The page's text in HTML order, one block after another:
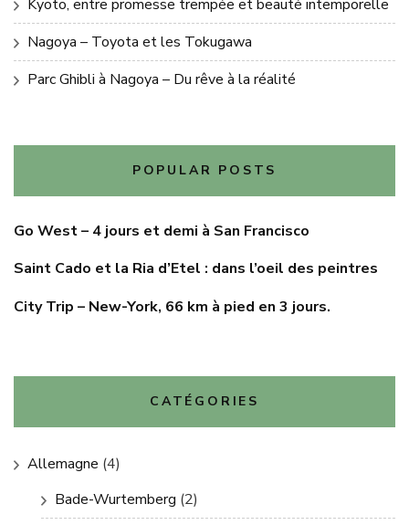
Kyoto, entre promesse trempée et beauté intemporelle
Nagoya – Toyota et les Tokugawa
Parc Ghibli à Nagoya – Du rêve à la réalité
POPULAR POSTS
Go West – 4 jours et demi à San Francisco
Saint Cado et la Ria d’Etel : dans l’oeil des peintres
City Trip – New-York, 66 km à pied en 3 jours.
CATÉGORIES
Allemagne (4)
Bade-Wurtemberg (2)